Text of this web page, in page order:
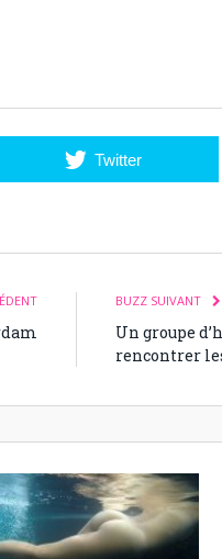
Twitter
BUZZ SUIVANT
Un groupe
rencontrer